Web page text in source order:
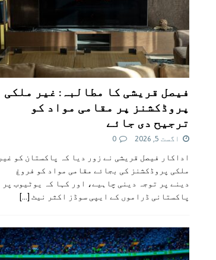
فیصل قریشی کا مطالبہ: غیر ملکی
پروڈکشنز پر مقامی مواد کو
ترجیح دی جائے
اگست 5, 2026 0
اداکار فیصل قریشی نے زور دیا کہ پاکستان کو غیر
ملکی پروڈکشنز کی بجائے مقامی مواد کو فروغ
دینے پر توجہ دینی چاہیے، اور کہا کہ یوٹیوب پر
پاکستانی ڈراموں کے ایپی سوڈز اکثر نیٹ [...]